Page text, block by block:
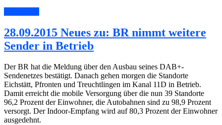
28.09.2015 Neues zu: BR nimmt weitere
Sender in Betrieb
Der BR hat die Meldung über den Ausbau seines DAB+-
Sendenetzes bestätigt. Danach gehen morgen die Standorte
Eichstätt, Pfronten und Treuchtlingen im Kanal 11D in Betrieb.
Damit erreicht die mobile Versorgung über die nun 39 Standorte
96,2 Prozent der Einwohner, die Autobahnen sind zu 98,9 Prozent
versorgt. Der Indoor-Empfang wird auf 80,3 Prozent der Einwohner
ausgedehnt.